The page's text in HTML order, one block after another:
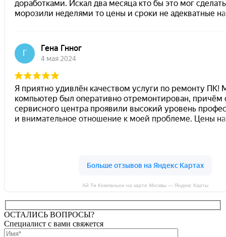
Ай Ти Компаньон на карте Москвы — Яндекс Карты
ОСТАЛИСЬ ВОПРОСЫ?
Специалист с вами свяжется